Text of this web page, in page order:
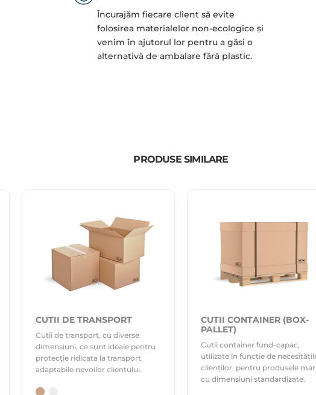
Încurajăm fiecare client să evite
folosirea materialelor non-ecologice și
venim în ajutorul lor pentru a găsi o
alternativă de ambalare fără plastic.
PRODUSE SIMILARE
CUTII DE TRANSPORT
Cutii de transport, cu diverse
dimensiuni, ce sunt ideale pentru
protecție ridicata la transport,
adaptabile nevoilor clientului.
CUTII CONTAINER (BOX-
PALLET)
Cutii container fund-capac,
utilizate în funcție de
clienților, pentru produsele
cu dimensiuni standardizate.